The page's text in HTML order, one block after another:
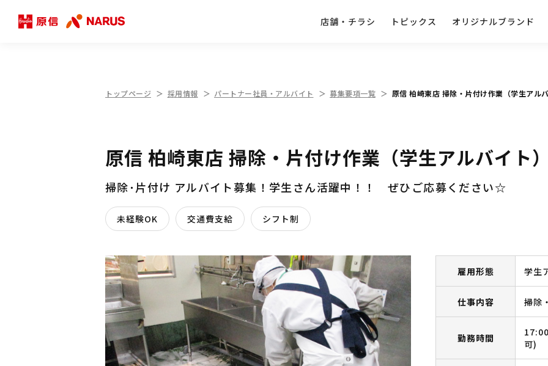
店舗・チラシ トピックス オリジナルブランド
トップページ 採用情報 パートナー社員・アルバイト 募集要項一覧 原信 柏崎東店 掃除・片付け作業（学生アルバ
原信 柏崎東店 掃除・片付け作業（学生アルバイト）
掃除･片付け アルバイト募集！学生さん活躍中！！ ぜひご応募ください☆
未経験OK 交通費支給 シフト制
雇用形態 学生
仕事内容 掃除
勤務時間
可)